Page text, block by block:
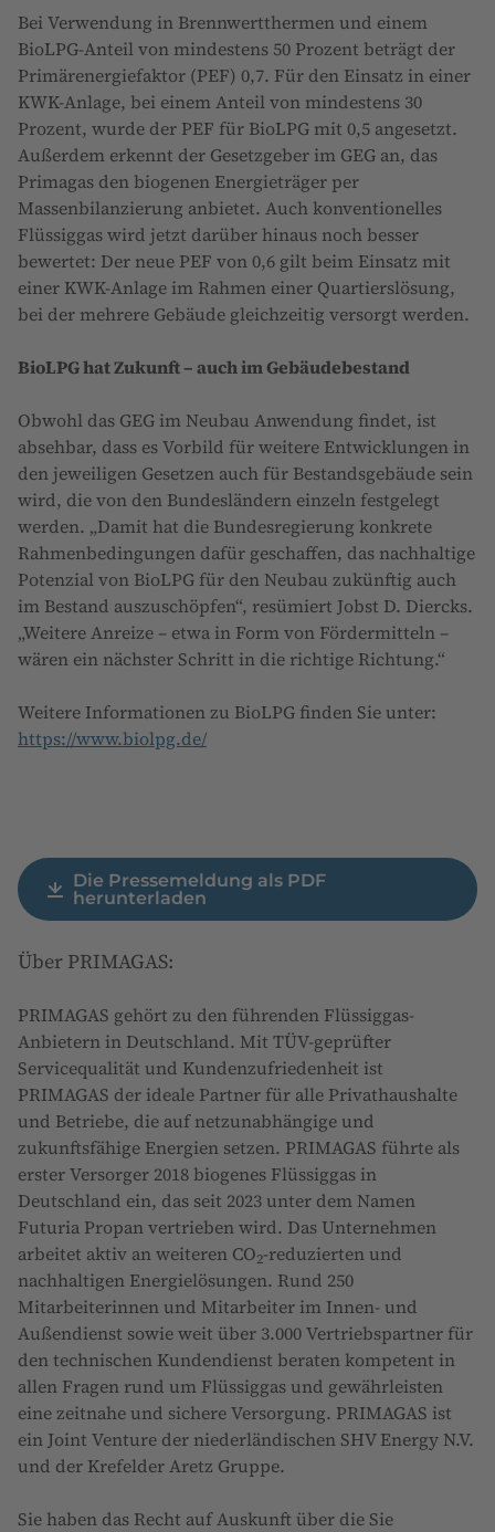
Bei Verwendung in Brennwertthermen und einem
BioLPG-Anteil von mindestens 50 Prozent beträgt der
Primärenergiefaktor (PEF) 0,7. Für den Einsatz in einer
KWK-Anlage, bei einem Anteil von mindestens 30
Prozent, wurde der PEF für BioLPG mit 0,5 angesetzt.
Außerdem erkennt der Gesetzgeber im GEG an, das
Primagas den biogenen Energieträger per
Massenbilanzierung anbietet. Auch konventionelles
Flüssiggas wird jetzt darüber hinaus noch besser
bewertet: Der neue PEF von 0,6 gilt beim Einsatz mit
einer KWK-Anlage im Rahmen einer Quartierslösung,
bei der mehrere Gebäude gleichzeitig versorgt werden.
BioLPG hat Zukunft – auch im Gebäudebestand
Obwohl das GEG im Neubau Anwendung findet, ist
absehbar, dass es Vorbild für weitere Entwicklungen in
den jeweiligen Gesetzen auch für Bestandsgebäude sein
wird, die von den Bundesländern einzeln festgelegt
werden. „Damit hat die Bundesregierung konkrete
Rahmenbedingungen dafür geschaffen, das nachhaltige
Potenzial von BioLPG für den Neubau zukünftig auch
im Bestand auszuschöpfen“, resümiert Jobst D. Diercks.
„Weitere Anreize – etwa in Form von Fördermitteln –
wären ein nächster Schritt in die richtige Richtung.“
Weitere Informationen zu BioLPG finden Sie unter:
https://www.biolpg.de/
Die Pressemeldung als PDF
herunterladen
Über PRIMAGAS:
PRIMAGAS gehört zu den führenden Flüssiggas-
Anbietern in Deutschland. Mit TÜV-geprüfter
Servicequalität und Kundenzufriedenheit ist
PRIMAGAS der ideale Partner für alle Privathaushalte
und Betriebe, die auf netzunabhängige und
zukunftsfähige Energien setzen. PRIMAGAS führte als
erster Versorger 2018 biogenes Flüssiggas in
Deutschland ein, das seit 2023 unter dem Namen
Futuria Propan vertrieben wird. Das Unternehmen
arbeitet aktiv an weiteren CO2-reduzierten und
nachhaltigen Energielösungen. Rund 250
Mitarbeiterinnen und Mitarbeiter im Innen- und
Außendienst sowie weit über 3.000 Vertriebspartner für
den technischen Kundendienst beraten kompetent in
allen Fragen rund um Flüssiggas und gewährleisten
eine zeitnahe und sichere Versorgung. PRIMAGAS ist
ein Joint Venture der niederländischen SHV Energy N.V.
und der Krefelder Aretz Gruppe.
Sie haben das Recht auf Auskunft über die Sie